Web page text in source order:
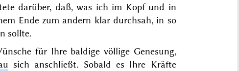
darüber, daß, was ich im Kopf und in
Ende zum andern klar durchsah, in so
sollte.
für Ihre baldige völlige Genesung,
sich anschließt. Sobald es Ihre Kräfte